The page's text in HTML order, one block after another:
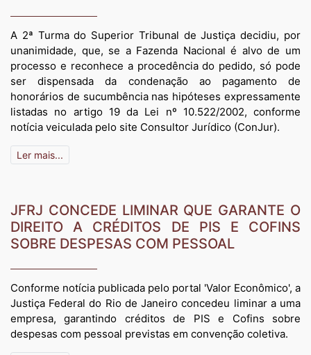
A 2ª Turma do Superior Tribunal de Justiça decidiu, por
unanimidade, que, se a Fazenda Nacional é alvo de um
processo e reconhece a procedência do pedido, só pode
ser dispensada da condenação ao pagamento de
honorários de sucumbência nas hipóteses expressamente
listadas no artigo 19 da Lei nº 10.522/2002, conforme
notícia veiculada pelo site Consultor Jurídico (ConJur).
Ler mais...
JFRJ CONCEDE LIMINAR QUE GARANTE O
DIREITO A CRÉDITOS DE PIS E COFINS
SOBRE DESPESAS COM PESSOAL
Conforme notícia publicada pelo portal 'Valor Econômico', a
Justiça Federal do Rio de Janeiro concedeu liminar a uma
empresa, garantindo créditos de PIS e Cofins sobre
despesas com pessoal previstas em convenção coletiva.